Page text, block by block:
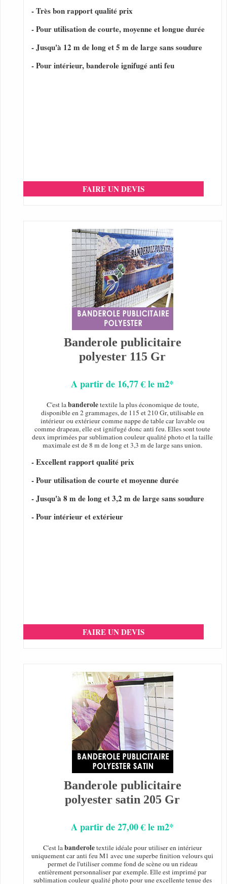
- Très bon rapport qualité prix
- Pour utilisation de courte, moyenne et longue durée
- Jusqu'à 12 m de long et 5 m de large sans soudure
- Pour intérieur, banderole ignifugé anti feu
FAIRE UN DEVIS
Banderole publicitaire
polyester 115 Gr
A partir de 16,77 € le m2*
C'est labanderoletextile la plus économique de toute,
disponible en 2 grammages, de 115 et 210 Gr, utilisable en
intérieur ou extérieur comme nappe de table car lavable ou
comme drapeau, elle est ignifugé donc anti feu. Elles sont toute
deux imprimées par sublimation couleur qualité photo et la taille
maximale est de 8 m de long et 3,3 m de large sans union.
- Excellent rapport qualité prix
- Pour utilisation de courte et moyenne durée
- Jusqu'à 8 m de long et 3,2 m de large sans soudure
- Pour intérieur et extérieur
FAIRE UN DEVIS
Banderole publicitaire
polyester satin 205 Gr
A partir de 27,00 € le m2*
C'est labanderoletextile idéale pour utiliser en intérieur
uniquement car anti feu M1 avec une superbe finition velours qui
permet de l'utiliser comme fond de scène ou un rideau
entièrement personnaliser par exemple. Elle est imprimé par
sublimation couleur qualité photo pour une excellente tenue des